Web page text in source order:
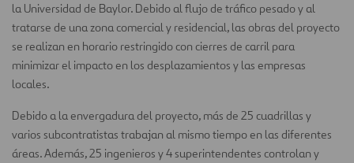
la Universidad de Baylor. Debido al flujo de tráfico pesado y al
tratarse de una zona comercial y residencial, las obras del proyecto
se realizan en horario restringido con cierres de carril para
minimizar el impacto en los desplazamientos y las empresas
locales.
Debido a la envergadura del proyecto, más de 25 cuadrillas y
varios subcontratistas trabajan al mismo tiempo en las diferentes
áreas. Además, 25 ingenieros y 4 superintendentes controlan y